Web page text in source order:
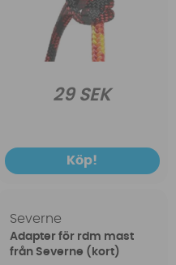
29 SEK
Köp!
Severne
Adapter för rdm mast
från Severne (kort)